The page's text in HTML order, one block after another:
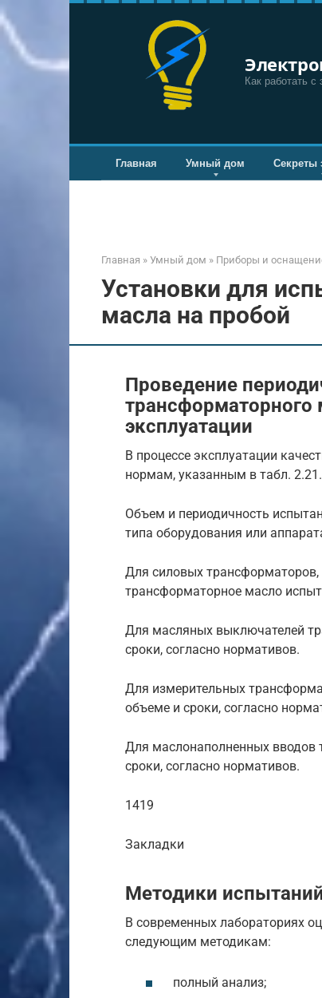
Перейти
к
контенту
Как работать
Главная Умный дом Секреты
Главная » Умный дом » Приборы и
Установки для
масла на пробой
Проведение
трансформаторного
эксплуатации
В процессе эксплуатации
нормам, указанным в табл. 2.21.
Объем и периодичность
типа оборудования или
Для силовых
трансформаторное масло
Для масляных выключателей
сроки, согласно нормативов.
Для измерительных
объеме и сроки, согласно
Для маслонаполненных вводов
сроки, согласно нормативов.
1419
Закладки
Методики
В современных лабораториях
следующим методикам:
полный анализ;